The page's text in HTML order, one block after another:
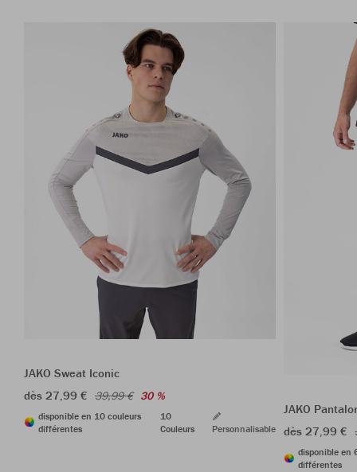
JAKO Sweat Iconic
dès 27,99 € 39,99 € 30 %
disponible en 10 couleurs
différentes
10
Couleurs
Personnalisable
JAKO
dès 27,99 €
disponible en
différentes